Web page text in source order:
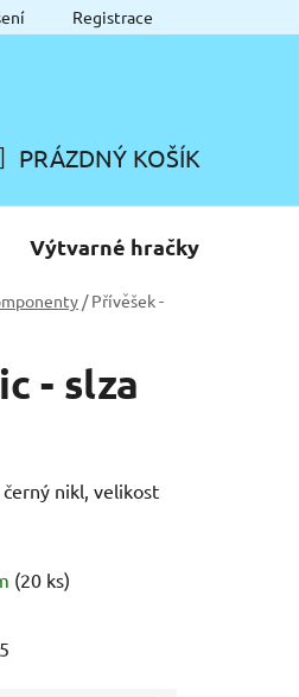
Registrace
KOŠÍK
PRÁZDNÝ KOŠÍK
Výtvarné hračky
/ Přívěšek -
- slza
nikl, velikost
(20 ks)